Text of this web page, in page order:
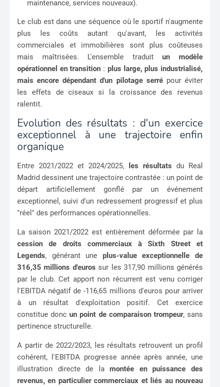
maintenance, services nouveaux).
Le club est dans une séquence où le sportif n'augmente
plus les coûts autant qu'avant, les activités
commerciales et immobilières sont plus coûteuses
mais maîtrisées. L'ensemble traduitun modèle
opérationnel en transition : plus large, plus industrialisé,
mais encore dépendant d'un pilotage serrépour éviter
les effets de ciseaux si la croissance des revenus
ralentit.
Evolution des résultats : d'un exercice
exceptionnel à une trajectoire enfin
organique
Entre 2021/2022 et 2024/2025, les résultats du Real
Madrid dessinent une trajectoire contrastée : un point de
départ artificiellement gonflé par un événement
exceptionnel, suivi d'un redressement progressif et plus
"réel" des performances opérationnelles.
La saison 2021/2022 est entièrement déformée par la
cession de droits commerciaux à Sixth Street et
Legends, générant une plus-value exceptionnelle de
316,35 millions d'euros sur les 317,90 millions générés
par le club. Cet apport non récurrent est venu corriger
l'EBITDA négatif de -116,65 millions d'euros pour arriver
à un résultat d'exploitation positif. Cet exercice
constitue doncun point de comparaison trompeur, sans
pertinence structurelle.
A partir de 2022/2023, les résultats retrouvent un profil
cohérent, l'EBITDA progresse année après année, une
illustration directe de lamontée en puissance des
revenus, en particulier commerciaux et liés au nouveau